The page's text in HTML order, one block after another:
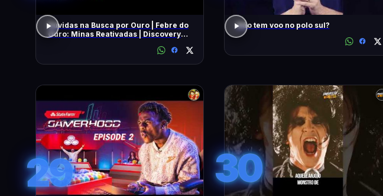
Dúvidas na Busca por Ouro | Febre do
Ouro: Minas Reativadas | Discovery
Não tem voo no polo sul?
29 30